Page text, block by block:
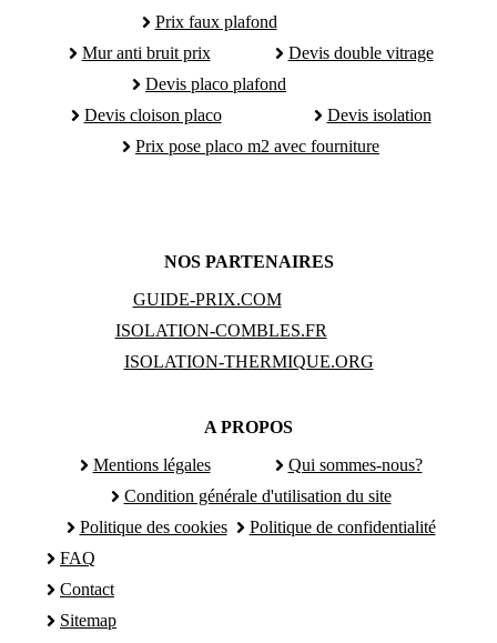
Prix faux plafond
Mur anti bruit prix
Devis double vitrage
Devis placo plafond
Devis cloison placo
Devis isolation
Prix pose placo m2 avec fourniture
NOS PARTENAIRES
GUIDE-PRIX.COM
ISOLATION-COMBLES.FR
ISOLATION-THERMIQUE.ORG
A PROPOS
Mentions légales
Qui sommes-nous?
Condition générale d'utilisation du site
Politique des cookies
Politique de confidentialité
FAQ
Contact
Sitemap